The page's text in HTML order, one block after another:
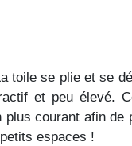
toile se plie et se
et peu élevé.
courant afin
espaces !